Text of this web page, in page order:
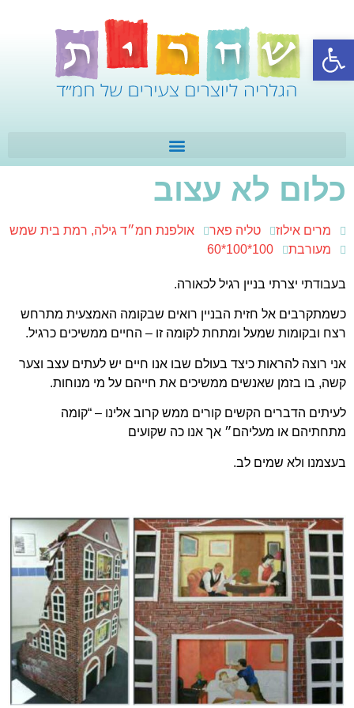
פתח סרגל נגישות
כלום לא עצוב
מרים אילוז טליה פאר
אולפנת חמ״ד גילה, רמת בית שמש
מעורבת
100*100*60
בעבודתי יצרתי בניין רגיל לכאורה.
כשמתקרבים אל חזית הבניין רואים שבקומה האמצעית מתרחש
רצח ובקומות שמעל ומתחת לקומה זו – החיים ממשיכים כרגיל.
אני רוצה להראות כיצד בעולם שבו אנו חיים יש לעתים עצב וצער
קשה, בו בזמן שאנשים ממשיכים את חייהם על מי מנוחות.
לעיתים הדברים הקשים קורים ממש קרוב אלינו – “קומה
מתחתיהם או מעליהם״ אך אנו כה שקועים
בעצמנו ולא שמים לב.